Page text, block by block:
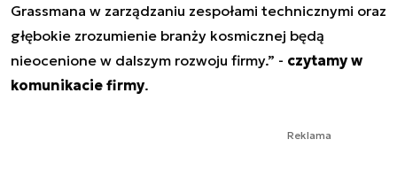
Grassmana w zarządzaniu zespołami technicznymi oraz
głębokie zrozumienie branży kosmicznej będą
nieocenione w dalszym rozwoju firmy.” - czytamy w
komunikacie firmy.
Reklama